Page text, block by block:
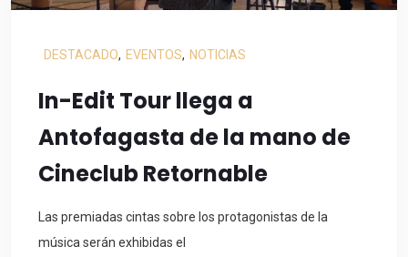
DESTACADO, EVENTOS, NOTICIAS
In-Edit Tour llega a
Antofagasta de la mano de
Cineclub Retornable
Las premiadas cintas sobre los protagonistas de la
música serán exhibidas el